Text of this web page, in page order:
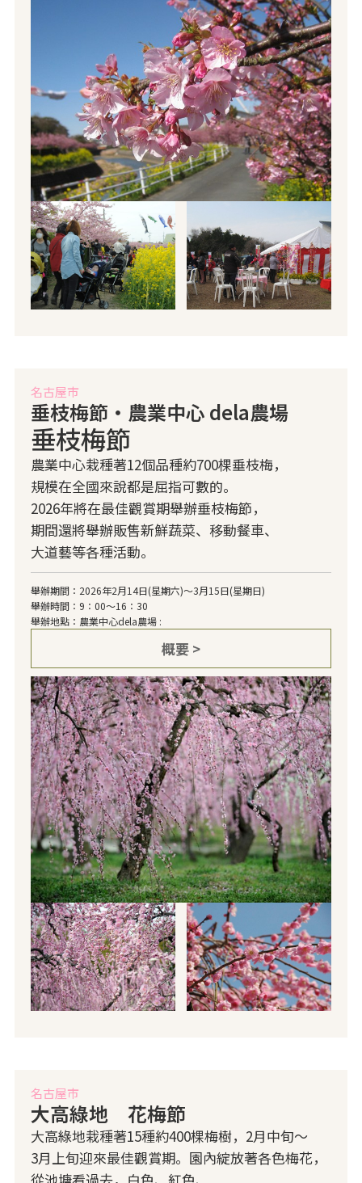
名古屋市
垂枝梅節・農業中心 dela農場
垂枝梅節
農業中心栽種著12個品種約700棵垂枝梅，
規模在全國來說都是屈指可數的。
2026年將在最佳觀賞期舉辦垂枝梅節，
期間還將舉辦販售新鮮蔬菜、移動餐車、
大道藝等各種活動。
舉辦期間：2026年2月14日(星期六)～3月15日(星期日)
舉辦時間：9：00～16：30
舉辦地點：農業中心dela農場 :
概要 >
名古屋市
大高綠地 花梅節
大高綠地栽種著15種約400棵梅樹，2月中旬～
3月上旬迎來最佳觀賞期。園內綻放著各色梅花，